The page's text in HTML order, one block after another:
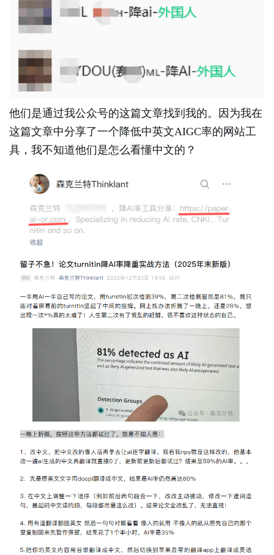
他们是通过我公众号的这篇文章找到我的。因为我在
这篇文章中分享了一个降低中英文AIGC率的网站工
具，我不知道他们是怎么看懂中文的？